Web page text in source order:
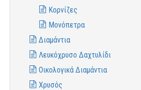
Κορνίζες
Μονόπετρα
Διαμάντια
Λευκόχρυσο Δαχτυλίδι
Οικολογικά Διαμάντια
Χρυσός